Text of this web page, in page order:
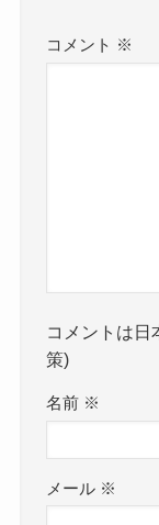
コメント ※
コメントは日
策)
名前 ※
メール ※